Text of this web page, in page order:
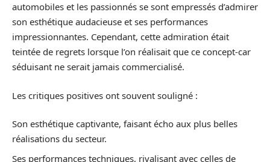
automobiles et les passionnés se sont empressés d’admirer
son esthétique audacieuse et ses performances
impressionnantes. Cependant, cette admiration était
teintée de regrets lorsque l’on réalisait que ce concept-car
séduisant ne serait jamais commercialisé.
Les critiques positives ont souvent souligné :
Son esthétique captivante, faisant écho aux plus belles
réalisations du secteur.
Ses performances techniques, rivalisant avec celles de